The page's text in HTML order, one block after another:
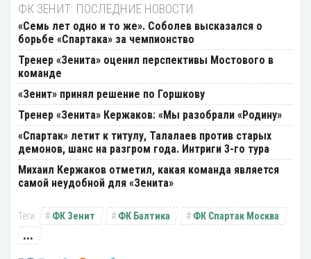
ФК ЗЕНИТ: ПОСЛЕДНИЕ НОВОСТИ
«Семь лет одно и то же». Соболев высказался о
борьбе «Спартака» за чемпионство
Тренер «Зенита» оценил перспективы Мостового в
команде
«Зенит» принял решение по Горшкову
Тренер «Зенита» Кержаков: «Мы разобрали «Родину»
«Спартак» летит к титулу, Талалаев против старых
демонов, шанс на разгром года. Интриги 3-го тура
Михаил Кержаков отметил, какая команда является
самой неудобной для «Зенита»
ФК Зенит ФК Балтика ФК Спартак Москва
...